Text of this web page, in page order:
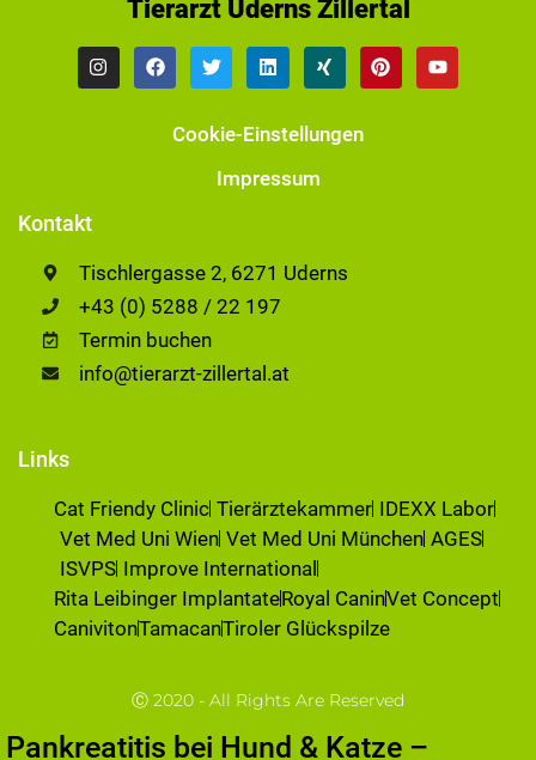
Tierarzt Uderns Zillertal
Cookie-Einstellungen
Impressum
Kontakt
Tischlergasse 2, 6271 Uderns
+43 (0) 5288 / 22 197
Termin buchen
info@tierarzt-zillertal.at
Links
Cat Friendy Clinic Tierärztekammer IDEXX Labor
Vet Med Uni Wien Vet Med Uni München AGES
ISVPS Improve International
Rita Leibinger ImplantateRoyal CaninVet Concept
CanivitonTamacanTiroler Glückspilze
Ⓒ 2020 - All Rights Are Reserved
Pankreatitis bei Hund & Katze –